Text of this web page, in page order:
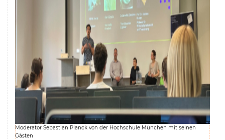
Moderator Sebastian Planck von der Hochschule München mit seinen
Gästen